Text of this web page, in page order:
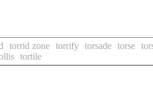
torrid zone torrify torsade torse
tortile